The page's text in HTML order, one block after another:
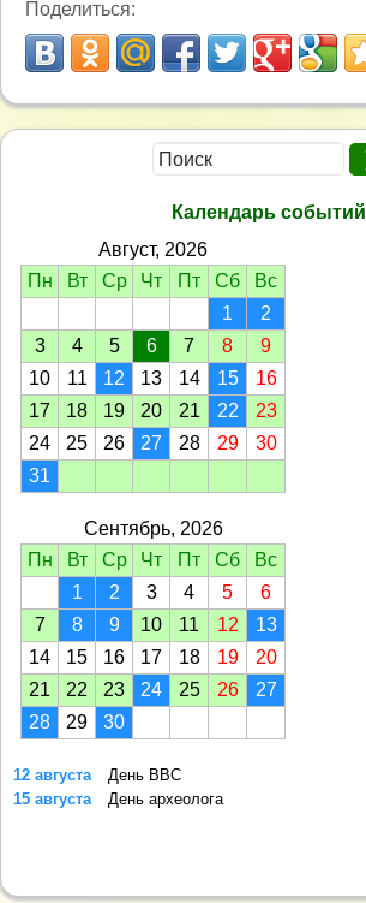
Поделиться:
Календарь событий
Август, 2026
Пн
Вт Ср Чт Пт Сб
Вс
1
2
3
4 5 6 7 8
9
10
11 12 13 14 15
16
17
18 19 20 21 22
23
24
25 26 27 28 29
30
31
Сентябрь, 2026
Пн
Вт Ср Чт Пт Сб
Вс
1
2 3 4 5
6
7
8 9 10 11 12
13
14
15 16 17 18 19
20
21
22 23 24 25 26
27
28
29 30
12 августа
День ВВС
15 августа
День археолога